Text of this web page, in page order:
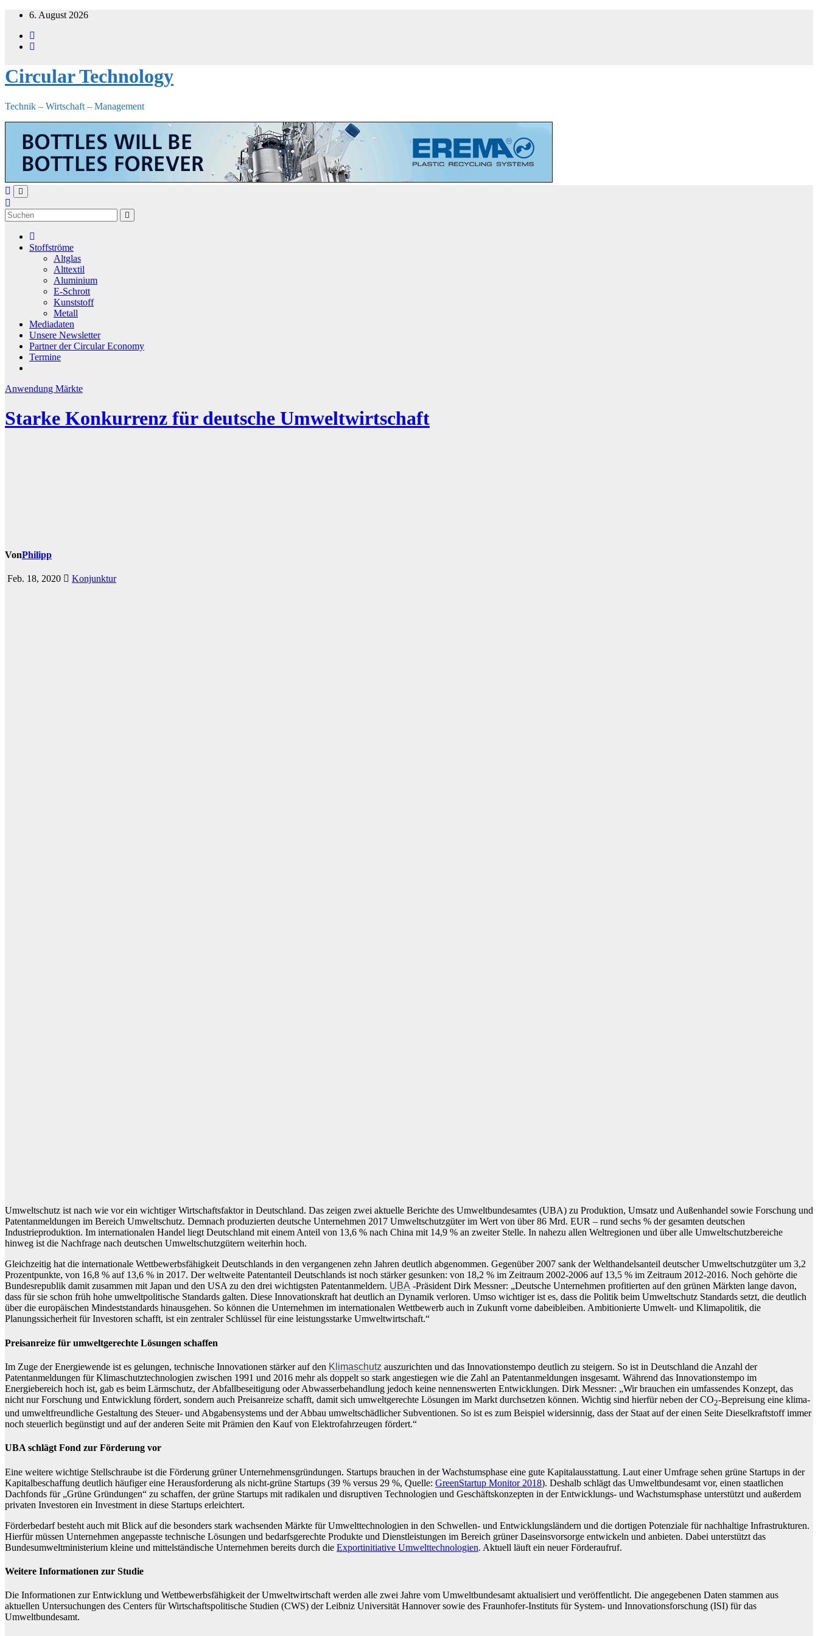
Zum
springen
6. August 2026
Circular Technology
Technik – Wirtschaft – Management
Stoffströme
Altglas
Alttextil
Aluminium
E-Schrott
Kunststoff
Metall
Mediadaten
Unsere Newsletter
Partner der Circular Economy
Termine
Anwendung Märkte
Starke Konkurrenz für deutsche Umweltwirtschaft
VonPhilipp
Feb. 18, 2020 Konjunktur
Umweltschutz ist nach wie vor ein wichtiger Wirtschaftsfaktor in Deutschland. Das zeigen zwei aktuelle Berichte des Umweltbundesamtes (UBA) zu Produktion, Umsatz und Außenhandel sowie Forschung und
Patentanmeldungen im Bereich Umweltschutz. Demnach produzierten deutsche Unternehmen 2017 Umweltschutzgüter im Wert von über 86 Mrd. EUR – rund sechs % der gesamten deutschen
Industrieproduktion. Im internationalen Handel liegt Deutschland mit einem Anteil von 13,6 % nach China mit 14,9 % an zweiter Stelle. In nahezu allen Weltregionen und über alle Umweltschutzbereiche
hinweg ist die Nachfrage nach deutschen Umweltschutzgütern weiterhin hoch.
Gleichzeitig hat die internationale Wettbewerbsfähigkeit Deutschlands in den vergangenen zehn Jahren deutlich abgenommen. Gegenüber 2007 sank der Welthandelsanteil deutscher Umweltschutzgüter um 3,2
Prozentpunkte, von 16,8 % auf 13,6 % in 2017. Der weltweite Patentanteil Deutschlands ist noch stärker gesunken: von 18,2 % im Zeitraum 2002-2006 auf 13,5 % im Zeitraum 2012-2016. Noch gehörte die
Bundesrepublik damit zusammen mit Japan und den USA zu den drei wichtigsten Patentanmeldern. UBA -Präsident Dirk Messner: „Deutsche Unternehmen profitierten auf den grünen Märkten lange davon,
dass für sie schon früh hohe umweltpolitische Standards galten. Diese Innovationskraft hat deutlich an Dynamik verloren. Umso wichtiger ist es, dass die Politik beim Umweltschutz Standards setzt, die deutlich
über die europäischen Mindeststandards hinausgehen. So können die Unternehmen im internationalen Wettbewerb auch in Zukunft vorne dabeibleiben. Ambitionierte Umwelt- und Klimapolitik, die
Planungssicherheit für Investoren schafft, ist ein zentraler Schlüssel für eine leistungsstarke Umweltwirtschaft.“
Preisanreize für umweltgerechte Lösungen schaffen
Im Zuge der Energiewende ist es gelungen, technische Innovationen stärker auf den Klimaschutz auszurichten und das Innovationstempo deutlich zu steigern. So ist in Deutschland die Anzahl der
Patentanmeldungen für Klimaschutztechnologien zwischen 1991 und 2016 mehr als doppelt so stark angestiegen wie die Zahl an Patentanmeldungen insgesamt. Während das Innovationstempo im
Energiebereich hoch ist, gab es beim Lärmschutz, der Abfallbeseitigung oder Abwasserbehandlung jedoch keine nennenswerten Entwicklungen. Dirk Messner: „Wir brauchen ein umfassendes Konzept, das
nicht nur Forschung und Entwicklung fördert, sondern auch Preisanreize schafft, damit sich umweltgerechte Lösungen im Markt durchsetzen können. Wichtig sind hierfür neben der CO2-Bepreisung eine klima-
und umweltfreundliche Gestaltung des Steuer- und Abgabensystems und der Abbau umweltschädlicher Subventionen. So ist es zum Beispiel widersinnig, dass der Staat auf der einen Seite Dieselkraftstoff immer
noch steuerlich begünstigt und auf der anderen Seite mit Prämien den Kauf von Elektrofahrzeugen fördert.“
UBA schlägt Fond zur Förderung vor
Eine weitere wichtige Stellschraube ist die Förderung grüner Unternehmensgründungen. Startups brauchen in der Wachstumsphase eine gute Kapitalausstattung. Laut einer Umfrage sehen grüne Startups in der
Kapitalbeschaffung deutlich häufiger eine Herausforderung als nicht-grüne Startups (39 % versus 29 %, Quelle: GreenStartup Monitor 2018). Deshalb schlägt das Umweltbundesamt vor, einen staatlichen
Dachfonds für „Grüne Gründungen“ zu schaffen, der grüne Startups mit radikalen und disruptiven Technologien und Geschäftskonzepten in der Entwicklungs- und Wachstumsphase unterstützt und außerdem
privaten Investoren ein Investment in diese Startups erleichtert.
Förderbedarf besteht auch mit Blick auf die besonders stark wachsenden Märkte für Umwelttechnologien in den Schwellen- und Entwicklungsländern und die dortigen Potenziale für nachhaltige Infrastrukturen.
Hierfür müssen Unternehmen angepasste technische Lösungen und bedarfsgerechte Produkte und Dienstleistungen im Bereich grüner Daseinsvorsorge entwickeln und anbieten. Dabei unterstützt das
Bundesumweltministerium kleine und mittelständische Unternehmen bereits durch die Exportinitiative Umwelttechnologien. Aktuell läuft ein neuer Förderaufruf.
Weitere Informationen zur Studie
Die Informationen zur Entwicklung und Wettbewerbsfähigkeit der Umweltwirtschaft werden alle zwei Jahre vom Umweltbundesamt aktualisiert und veröffentlicht. Die angegebenen Daten stammen aus
aktuellen Untersuchungen des Centers für Wirtschaftspolitische Studien (CWS) der Leibniz Universität Hannover sowie des Fraunhofer-Instituts für System- und Innovationsforschung (ISI) für das
Umweltbundesamt.